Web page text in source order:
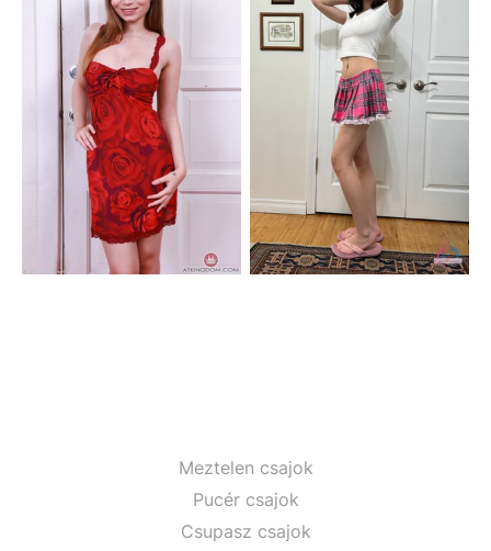
Meztelen csajok
Pucér csajok
Csupasz csajok